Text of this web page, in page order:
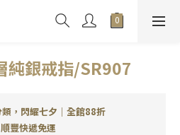
純銀戒指/SR907
，閃耀七夕｜全館88折
豐快遞免運